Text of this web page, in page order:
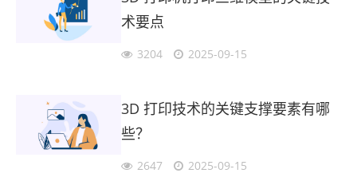
术要点
3204 2025-09-15
3D 打印技术的关键支撑要素有哪
些？
2647 2025-09-15